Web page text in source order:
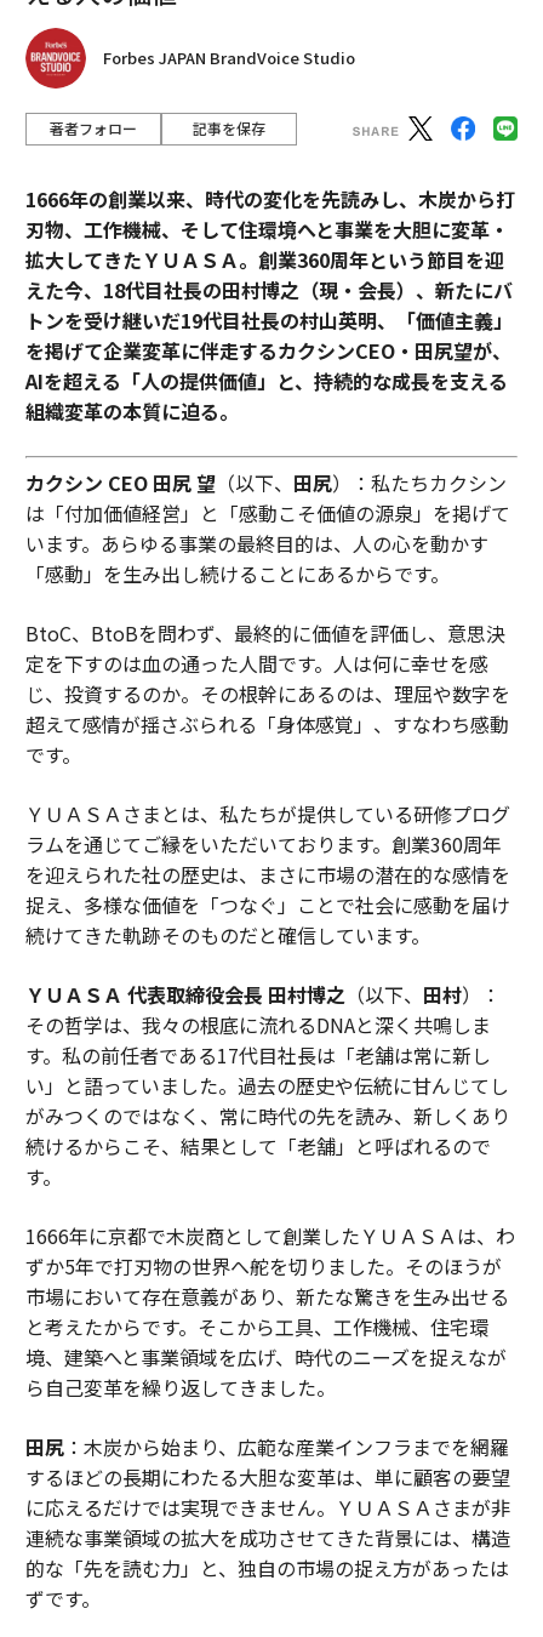
Forbes JAPAN BrandVoice Studio
著者フォロー 記事を保存
1666年の創業以来、時代の変化を先読みし、木炭から打
刃物、工作機械、そして住環境へと事業を大胆に変革・
拡大してきたＹＵＡＳＡ。創業360周年という節目を迎
えた今、18代目社長の田村博之（現・会長）、新たにバ
トンを受け継いだ19代目社長の村山英明、「価値主義」
を掲げて企業変革に伴走するカクシンCEO・田尻望が、
AIを超える「人の提供価値」と、持続的な成長を支える
組織変革の本質に迫る。
カクシン CEO 田尻 望（以下、 田尻）：私たちカクシン
は「付加価値経営」と「感動こそ価値の源泉」を掲げて
います。あらゆる事業の最終目的は、人の心を動かす
「感動」を生み出し続けることにあるからです。
BtoC、BtoBを問わず、最終的に価値を評価し、意思決
定を下すのは血の通った人間です。人は何に幸せを感
じ、投資するのか。その根幹にあるのは、理屈や数字を
超えて感情が揺さぶられる「身体感覚」、すなわち感動
です。
ＹＵＡＳＡさまとは、私たちが提供している研修プログ
ラムを通じてご縁をいただいております。創業360周年
を迎えられた社の歴史は、まさに市場の潜在的な感情を
捉え、多様な価値を「つなぐ」ことで社会に感動を届け
続けてきた軌跡そのものだと確信しています。
ＹＵＡＳＡ 代表取締役会長 田村博之 （以下、 田村）：
その哲学は、我々の根底に流れるDNAと深く共鳴しま
す。私の前任者である17代目社長は「老舗は常に新し
い」と語っていました。過去の歴史や伝統に甘んじてし
がみつくのではなく、常に時代の先を読み、新しくあり
続けるからこそ、結果として「老舗」と呼ばれるので
す。
1666年に京都で木炭商として創業したＹＵＡＳＡは、わ
ずか5年で打刃物の世界へ舵を切りました。そのほうが
市場において存在意義があり、新たな驚きを生み出せる
と考えたからです。そこから工具、工作機械、住宅環
境、建築へと事業領域を広げ、時代のニーズを捉えなが
ら自己変革を繰り返してきました。
田尻：木炭から始まり、広範な産業インフラまでを網羅
するほどの長期にわたる大胆な変革は、単に顧客の要望
に応えるだけでは実現できません。ＹＵＡＳＡさまが非
連続な事業領域の拡大を成功させてきた背景には、構造
的な「先を読む力」と、独自の市場の捉え方があったは
ずです。